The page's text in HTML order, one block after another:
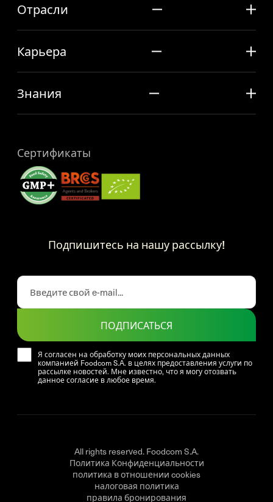
Отрасли
Карьера
Знания
Сертификаты
Подпишитесь на нашу рассылку!
Я согласен на обработку моих персональных данных
компанией Foodcom S.A. в целях предоставления услуги по
рассылке новостей. Мне известно, что я могу отозвать
данное согласие в любое время.
ПОДПИСАТЬСЯ
All rights reserved. Foodcom S.A.
Политика Конфиденциальности
политика в отношении cookies
налоговая политика
правила бронирования